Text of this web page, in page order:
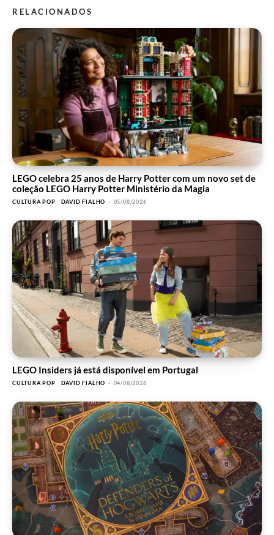
RELACIONADOS
LEGO celebra 25 anos de Harry Potter com um novo set de
coleção LEGO Harry Potter Ministério da Magia
CULTURA POP DAVID FIALHO - 05/08/2026
LEGO Insiders já está disponível em Portugal
CULTURA POP DAVID FIALHO - 04/08/2026